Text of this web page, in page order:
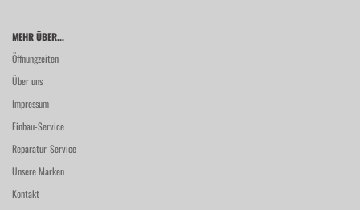
MEHR ÜBER...
Öffnungzeiten
Über uns
Impressum
Einbau-Service
Reparatur-Service
Unsere Marken
Kontakt